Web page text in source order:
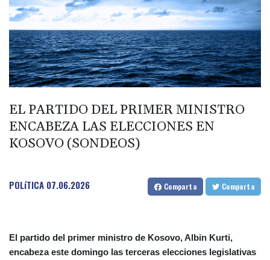
EL PARTIDO DEL PRIMER MINISTRO
ENCABEZA LAS ELECCIONES EN
KOSOVO (SONDEOS)
POLíTICA 07.06.2026 Comparta Comparta
El partido del primer ministro de Kosovo, Albin Kurti,
encabeza este domingo las terceras elecciones legislativas